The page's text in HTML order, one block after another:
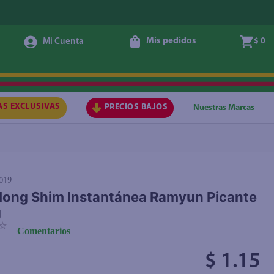
Mis pedidos $ 0
EXCLUSIVAS PRECIOS BAJOS Nuestras Marcas
Shim Instantánea Ramyun Picante
☆ Comentarios
$ 1.15